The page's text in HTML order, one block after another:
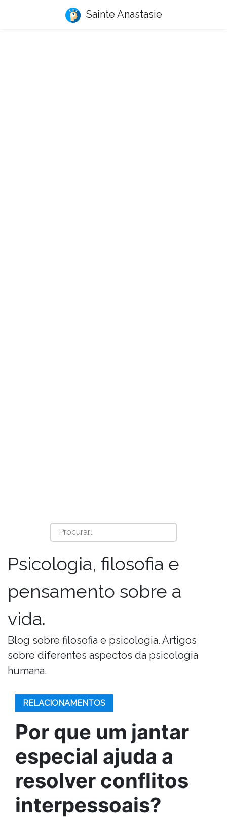
Sainte Anastasie
Psicologia, filosofia e
pensamento sobre a
vida.
Blog sobre filosofia e psicologia. Artigos
sobre diferentes aspectos da psicologia
humana.
RELACIONAMENTOS
Por que um jantar
especial ajuda a
resolver conflitos
interpessoais?